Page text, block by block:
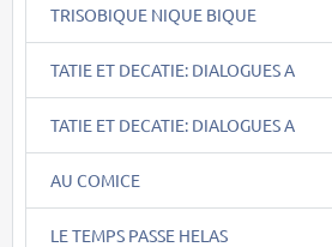
TRISOBIQUE NIQUE BIQUE
TATIE ET DECATIE: DIALOGUES A
TATIE ET DECATIE: DIALOGUES A
AU COMICE
LE TEMPS PASSE HELAS